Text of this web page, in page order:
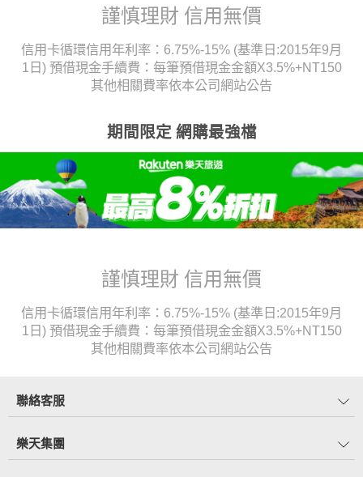
謹慎理財 信用無價
信用卡循環信用年利率：6.75%-15% (基準日:2015年9月
1日) 預借現金手續費：每筆預借現金金額X3.5%+NT150
其他相關費率依本公司網站公告
期間限定 網購最強檔
謹慎理財 信用無價
信用卡循環信用年利率：6.75%-15% (基準日:2015年9月
1日) 預借現金手續費：每筆預借現金金額X3.5%+NT150
其他相關費率依本公司網站公告
聯絡客服
樂天集團